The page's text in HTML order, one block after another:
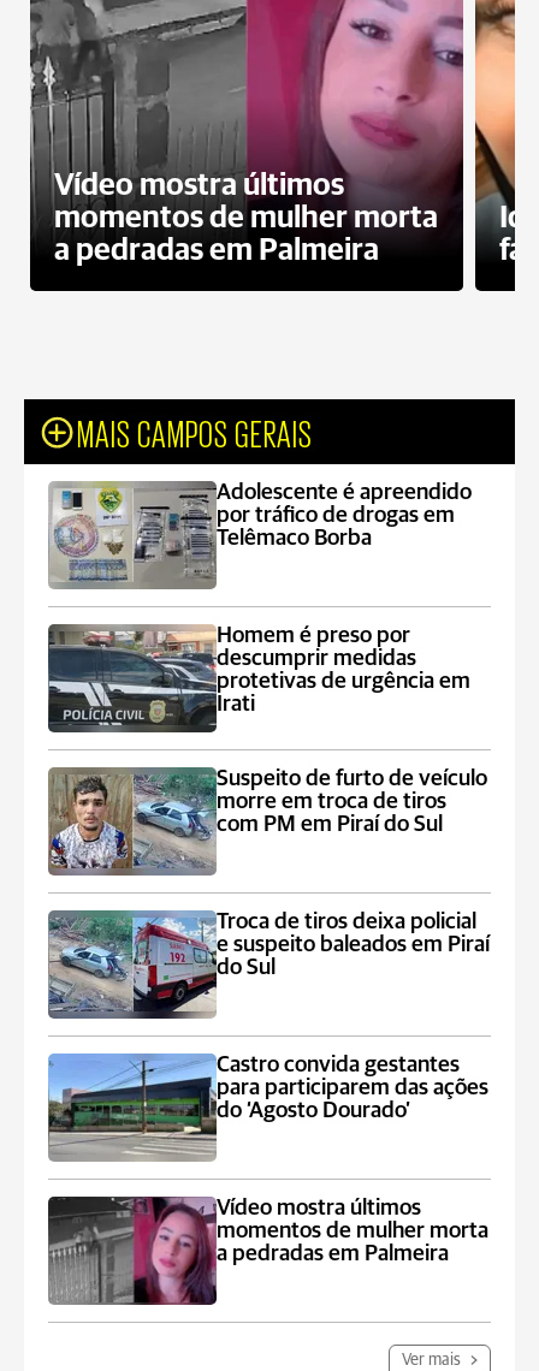
Vídeo mostra últimos
momentos de mulher morta
a pedradas em Palmeira
MAIS CAMPOS GERAIS
Adolescente é apreendido
por tráfico de drogas em
Telêmaco Borba
Homem é preso por
descumprir medidas
protetivas de urgência em
Irati
Suspeito de furto de veículo
morre em troca de tiros
com PM em Piraí do Sul
Troca de tiros deixa policial
e suspeito baleados em Piraí
do Sul
Castro convida gestantes
para participarem das ações
do ‘Agosto Dourado’
Vídeo mostra últimos
momentos de mulher morta
a pedradas em Palmeira
Ver mais